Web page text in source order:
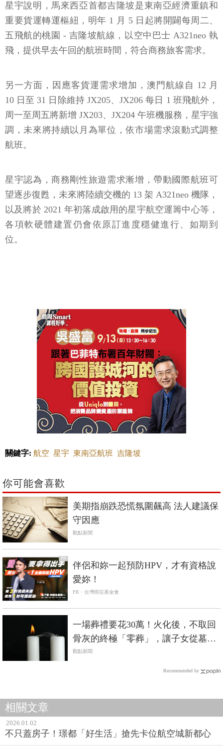
星宇說明，馬來西亞首都吉隆坡是東南亞經濟重鎮和
重要貨運轉運樞紐，明年 1 月 5 日起將開闢每周二、
五飛航的桃園 - 吉隆坡航線，以空中巴士 A321neo 執
飛，提供早去午回的航班時間，符合商務旅客需求。
另一方面，因應客貨運需求增加，澳門航線自 12 月
10 日至 31 日除維持 JX205、JX206 每日 1 班飛航外，
周一至周五將新增 JX203、JX204 午班機服務，星宇強
調，未來將持續以月為單位，依市場需求滾動式調整
航班。
星宇認為，商務剛性旅遊需求漸增，帶動國際航班可
望逐步復甦，未來將陸續交機的 13 架 A321neo 機隊，
以及將於 2021 年初落成啟用的星宇航空運籌中心等，
各項軟硬體建置仍會依原訂進度穩健進行、如期到
位。
關鍵字: 航空 星宇 東南亞航班 吉隆坡
你可能會喜歡
美期指崩跌恐慌氛圍飆高 法人建議保
守因應
觀點新聞
PR
伴侶和妳一起預防HPV，才有資格說
愛妳！
PR・台灣癌症基金會
一場葬禮要花30萬！火化後，不取回
骨灰的終極「零葬」，讓子女從墓地
的重擔解放
觀點新聞
Recommended by
相關文章
2026.01.02
不只蓋房子！璟都「好生活」搶先卡位航空城新都心